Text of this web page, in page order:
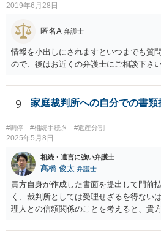
2019年6月28日
匿名A 弁護士
情報を小出しにされますといつまでも質
ので、後はお近くの弁護士にご相談下さい
9 家庭裁判所への自分での書類
#調停 #相続手続き #遺産分割
2025年5月8日
相続・遺言に強い弁護士
髙橋 俊太 弁護士
貴方自身が作成した書面を提出して門前
く、裁判所としては受理せざるを得ない
理人との信頼関係のことを考えると、貴
士が主張書面の提出を渋っているようで